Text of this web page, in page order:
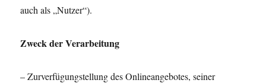
auch als „Nutzer“).
Zweck der Verarbeitung
– Zurverfügungstellung des Onlineangebotes, seiner